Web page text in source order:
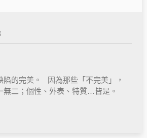
陷的完美。 因為那些「不完美」，
無二；個性、外表、特質…皆是。